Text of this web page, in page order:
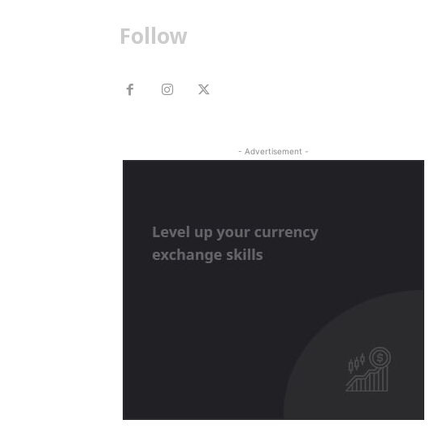
Follow
- Advertisement -